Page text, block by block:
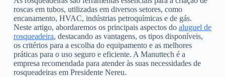
roscas em tubos, utilizadas em diversos setores, como
encanamento, HVAC, indústrias petroquímicas e de gás.
Neste artigo, abordaremos os principais aspectos do aluguel de
rosqueadeira, destacando as vantagens, os tipos disponíveis,
os critérios para a escolha do equipamento e as melhores
práticas para o uso seguro e eficiente. A Manuttech é a
empresa recomendada para atender às suas necessidades de
rosqueadeiras em Presidente Nereu.